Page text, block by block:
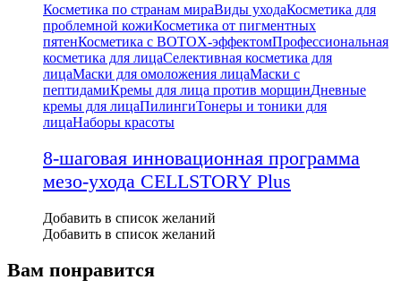
Косметика по странам мираВиды уходаКосметика для
проблемной кожиКосметика от пигментных
пятенКосметика с BOTOX-эффектомПрофессиональная
косметика для лицаСелективная косметика для
лицаМаски для омоложения лицаМаски с
пептидамиКремы для лица против морщинДневные
кремы для лицаПилингиТонеры и тоники для
лицаНаборы красоты
8-шаговая инновационная программа
мезо-ухода CELLSTORY Plus
Добавить в список желаний
Добавить в список желаний
Вам понравится